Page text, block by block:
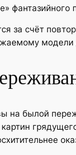
фантазийного
за счёт
на былой